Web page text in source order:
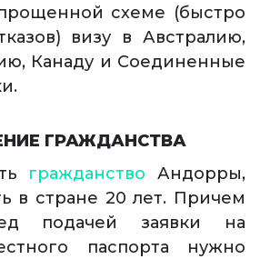
схеме (быстро
визу в Австралию,
Канаду и Соединенные
ГРАЖДАНСТВА
гражданство Андорры,
в стране 20 лет. Причем
подачей заявки на
паспорта нужно